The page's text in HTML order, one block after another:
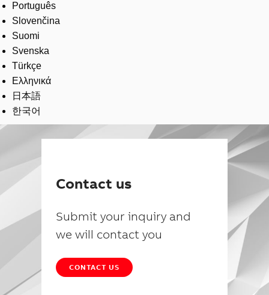
Português
Slovenčina
Suomi
Svenska
Türkçe
Ελληνικά
日本語
한국어
Contact us
Submit your inquiry and
we will contact you
CONTACT US